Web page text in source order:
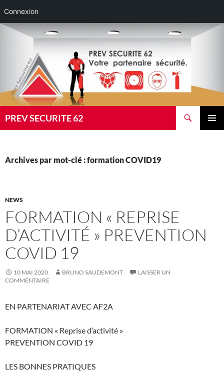
Connexion
Aller
PREV SECURITE 62
Archives par mot-clé : formation COVID19
NEWS
FORMATION « REPRISE
D’ACTIVITÉ » PREVENTION
COVID 19
10 MAI 2020 BRUNO SAUDEMONT
LAISSER UN
COMMENTAIRE
EN PARTENARIAT AVEC AF2A
FORMATION « Reprise d’activité »
PREVENTION COVID 19
LES BONNES PRATIQUES